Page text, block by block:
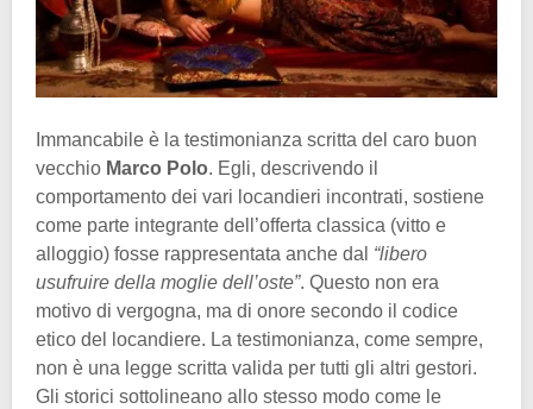
Immancabile è la testimonianza scritta del caro buon
vecchio Marco Polo. Egli, descrivendo il
comportamento dei vari locandieri incontrati, sostiene
come parte integrante dell’offerta classica (vitto e
alloggio) fosse rappresentata anche dal “libero
usufruire della moglie dell’oste”. Questo non era
motivo di vergogna, ma di onore secondo il codice
etico del locandiere. La testimonianza, come sempre,
non è una legge scritta valida per tutti gli altri gestori.
Gli storici sottolineano allo stesso modo come le